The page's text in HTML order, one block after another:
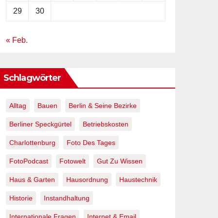
29 30
« Feb.
Schlagwörter
Alltag Bauen Berlin & Seine Bezirke
Berliner Speckgürtel Betriebskosten
Charlottenburg Foto Des Tages
FotoPodcast Fotowelt Gut Zu Wissen
Haus & Garten Hausordnung Haustechnik
Historie Instandhaltung